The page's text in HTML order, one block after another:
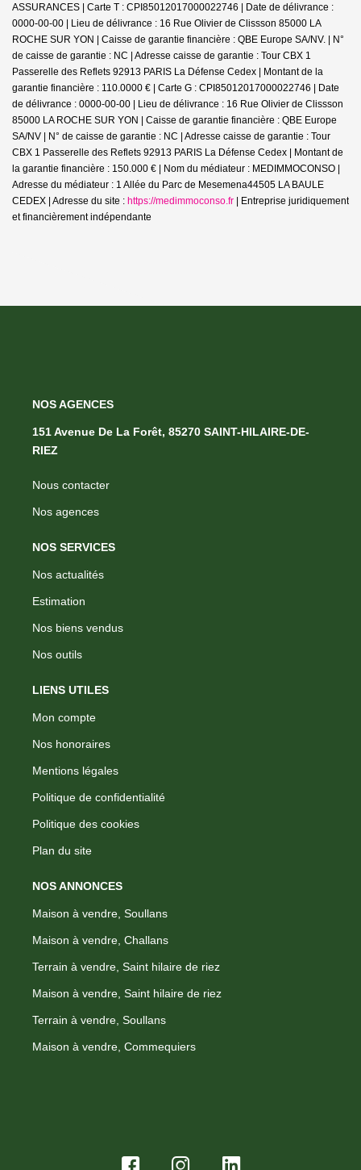
ASSURANCES | Carte T : CPI85012017000022746 | Date de délivrance :
0000-00-00 | Lieu de délivrance : 16 Rue Olivier de Clissson 85000 LA
ROCHE SUR YON | Caisse de garantie financière : QBE Europe SA/NV. | N°
de caisse de garantie : NC | Adresse caisse de garantie : Tour CBX 1
Passerelle des Reflets 92913 PARIS La Défense Cedex | Montant de la
garantie financière : 110.0000 € | Carte G : CPI85012017000022746 | Date
de délivrance : 0000-00-00 | Lieu de délivrance : 16 Rue Olivier de Clissson
85000 LA ROCHE SUR YON | Caisse de garantie financière : QBE Europe
SA/NV | N° de caisse de garantie : NC | Adresse caisse de garantie : Tour
CBX 1 Passerelle des Reflets 92913 PARIS La Défense Cedex | Montant de
la garantie financière : 150.000 € | Nom du médiateur : MEDIMMOCONSO |
Adresse du médiateur : 1 Allée du Parc de Mesemena44505 LA BAULE
CEDEX | Adresse du site : https://medimmoconso.fr | Entreprise juridiquement
et financièrement indépendante
NOS AGENCES
151 Avenue De La Forêt, 85270 SAINT-HILAIRE-DE-
RIEZ
Nous contacter
Nos agences
NOS SERVICES
Nos actualités
Estimation
Nos biens vendus
Nos outils
LIENS UTILES
Mon compte
Nos honoraires
Mentions légales
Politique de confidentialité
Politique des cookies
Plan du site
NOS ANNONCES
Maison à vendre, Soullans
Maison à vendre, Challans
Terrain à vendre, Saint hilaire de riez
Maison à vendre, Saint hilaire de riez
Terrain à vendre, Soullans
Maison à vendre, Commequiers